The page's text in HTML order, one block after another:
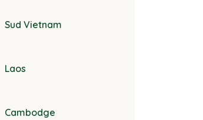
Sud Vietnam
Laos
Cambodge